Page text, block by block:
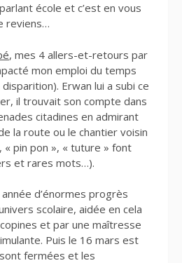
école et c’est en vous
reviens…
, mes 4 allers-et-retours par
mon emploi du temps
Erwan lui a subi ce
il trouvait son compte dans
citadines en admirant
la route ou le chantier voisin
« pin pon », « tuture » font
et rares mots…).
d’énormes progrès
scolaire, aidée en cela
et par une maîtresse
Puis le 16 mars est
fermées et les